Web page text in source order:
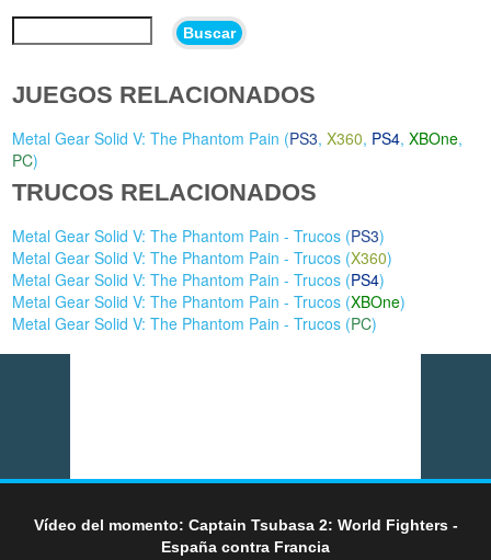
Buscar
JUEGOS RELACIONADOS
Metal Gear Solid V: The Phantom Pain (PS3,X360, PS4,XBOne,
PC)
TRUCOS RELACIONADOS
Metal Gear Solid V: The Phantom Pain - Trucos (PS3)
Metal Gear Solid V: The Phantom Pain - Trucos (X360)
Metal Gear Solid V: The Phantom Pain - Trucos (PS4)
Metal Gear Solid V: The Phantom Pain - Trucos (XBOne)
Metal Gear Solid V: The Phantom Pain - Trucos (PC)
Vídeo del momento: Captain Tsubasa 2: World Fighters -
España contra Francia